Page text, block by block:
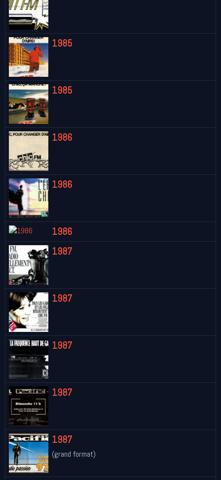
1985
1985
1986
1986
1986
1987
1987
1987
1987
1987
(grand format)